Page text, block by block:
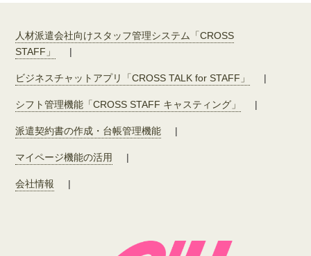
人材派遣会社向けスタッフ管理システム「CROSS
STAFF」
|
ビジネスチャットアプリ「CROSS TALK for STAFF」 |
シフト管理機能「CROSS STAFF キャスティング」 |
派遣契約書の作成・台帳管理機能 |
マイページ機能の活用 |
会社情報 |